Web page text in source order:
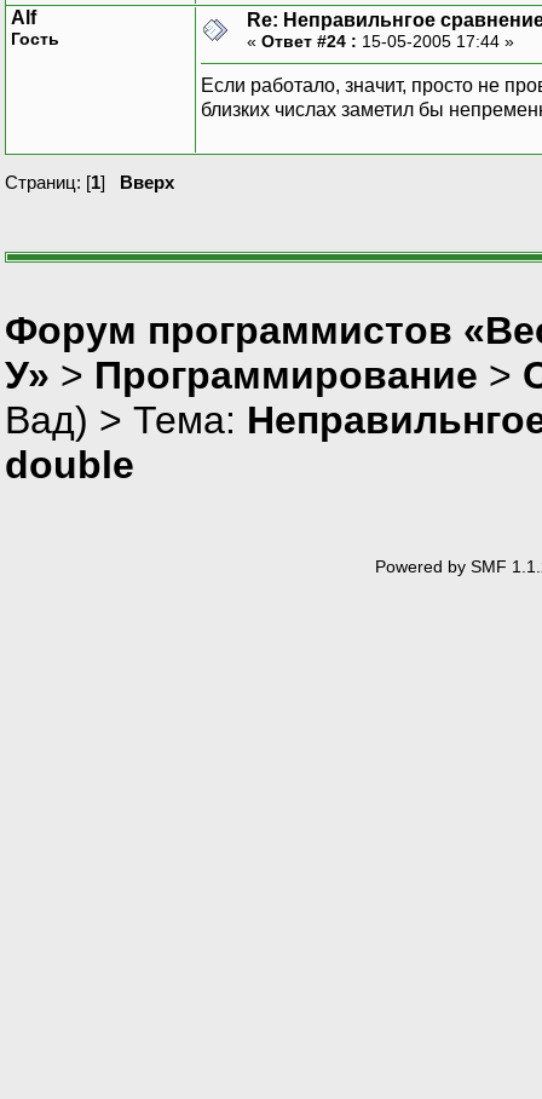
Alf
Гость
Re: Неправильнгое
« Ответ #24 : 15-05-2005 17:44 »
Если работало, значит, просто не
близких числах заметил бы
Страниц: [1] Вверх
Форум программистов
У» > Программирование >
Вад) > Тема:
double
Powered by SMF